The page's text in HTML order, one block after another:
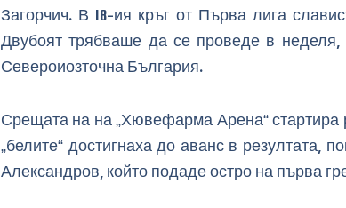
Загорчич. В 18-ия кръг от Първа лига
Двубоят трябваше да се проведе в неделя,
Североиозточна България.
Срещата на на „Хювефарма Арена“ стартира
„белите“ достигнаха до аванс в резултата,
Александров, който подаде остро на първа